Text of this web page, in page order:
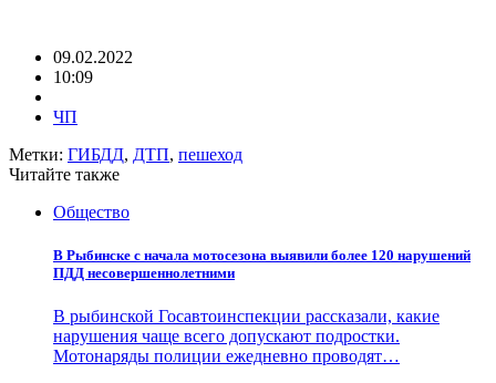
09.02.2022
10:09
ЧП
Метки: ГИБДД, ДТП, пешеход
Читайте также
Общество
В Рыбинске с начала мотосезона выявили более 120 нарушений
ПДД несовершеннолетними
В рыбинской Госавтоинспекции рассказали, какие
нарушения чаще всего допускают подростки.
Мотонаряды полиции ежедневно проводят…